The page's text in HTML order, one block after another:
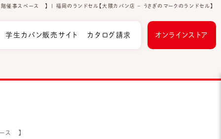
事スペース 】 | 福岡のランドセル【大隈カバン店 – うさぎのマークのランドセル】
学生カバン販売サイト カタログ請求 オンラインストア
ス 】